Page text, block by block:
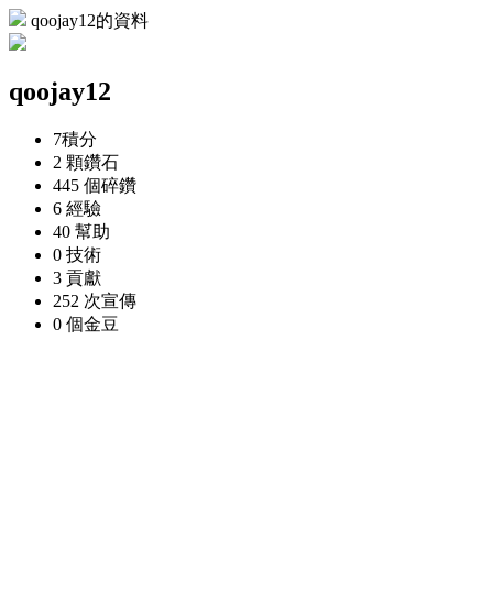
qoojay12的資料
qoojay12
7積分
2 顆鑽石
445 個碎鑽
6 經驗
40 幫助
0 技術
3 貢獻
252 次宣傳
0 個金豆